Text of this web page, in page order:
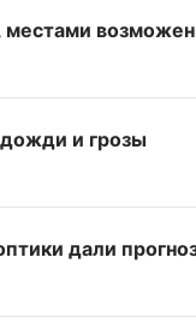
местами
и грозы
дали